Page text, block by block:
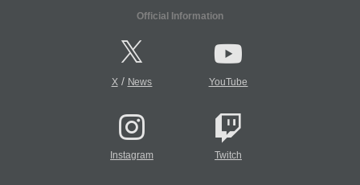
Official Information
X/ News YouTube
Instagram Twitch